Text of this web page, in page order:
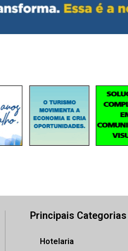
Principais Categorias
Hotelaria